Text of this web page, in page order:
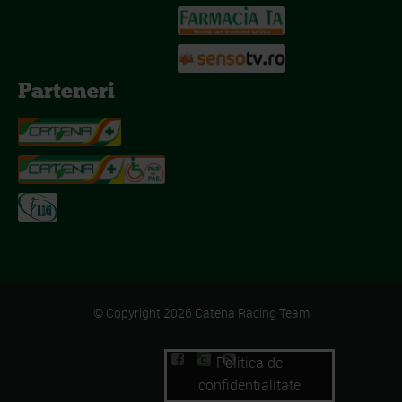
Parteneri
© Copyright 2026 Catena Racing Team
Politica de
confidentialitate